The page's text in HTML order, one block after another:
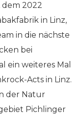
dem 2022
in Linz,
in die nächste
bei
ein weiteres Mal
Acts in Linz.
der Natur
Pichlinger